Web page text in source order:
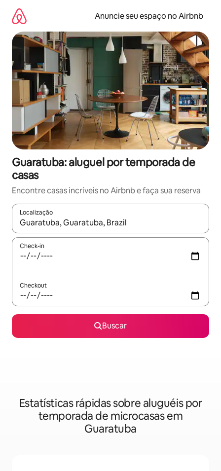
para
conteúdo
Anuncie seu espaço no Airbnb
Guaratuba: aluguel por temporada de
casas
Encontre casas incríveis no Airbnb e faça sua reserva
Localização
Quando os resultados estiverem disponíveis, explore-os
Check-in
Checkout
Buscar
Estatísticas rápidas sobre aluguéis por
temporada de microcasas em
Guaratuba